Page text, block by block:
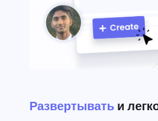
Развертывать и